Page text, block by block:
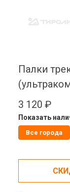
Палки
3 120 ₽
Показать
Все города